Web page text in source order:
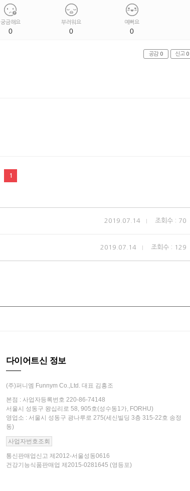
궁금해요
0
부러워요
0
예뻐요
0
공감 0 신고 0
1
2019.07.14 조회수 : 70
2019.07.14 조회수 : 129
다이어트신 정보
(주)퍼니엠 Funnym Co.,Ltd. 대표 김흥조
본점 : 사업자등록번호 220-86-74148
서울시 성동구 왕십리로 58, 905호(성수동1가, FORHU)
영업소 : 서울시 성동구 광나루로 275(세신빌딩 3층 315-22호 송정
동)
사업자번호조회
통신판매업신고 제2012-서울성동0616
건강기능식품판매업 제2015-0281645 (영등포)